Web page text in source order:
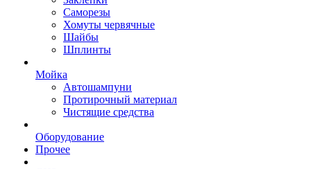
Саморезы
Хомуты червячные
Шайбы
Шплинты
Мойка
Автошампуни
Протирочный материал
Чистящие средства
Оборудование
Прочее